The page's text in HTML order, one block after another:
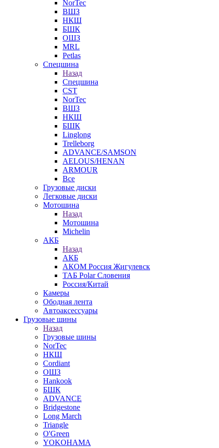
NorTec
ВШЗ
НКШ
БШК
ОШЗ
MRL
Petlas
Спецшина
Назад
Спецшина
CST
NorTec
ВШЗ
НКШ
БШК
Linglong
Trelleborg
ADVANCE/SAMSON
AELOUS/HENAN
ARMOUR
Все
Грузовые диски
Легковые диски
Мотошина
Назад
Мотошина
Michelin
АКБ
Назад
АКБ
АКОМ Россия Жигулевск
ТАБ Polar Словения
Россия/Китай
Камеры
Ободная лента
Автоаксессуары
Грузовые шины
Назад
Грузовые шины
NorTec
НКШ
Cordiant
ОШЗ
Hankook
БШК
ADVANCE
Bridgestone
Long March
Triangle
O'Green
YOKOHAMA